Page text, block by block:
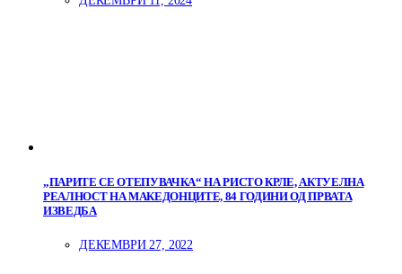
„ПАРИТЕ СЕ ОТЕПУВАЧКА“ НА РИСТО КРЛЕ, АКТУЕЛНА
РЕАЛНОСТ НА МАКЕДОНЦИТЕ, 84 ГОДИНИ ОД ПРВАТА
ИЗВЕДБА
ДЕКЕМВРИ 27, 2022